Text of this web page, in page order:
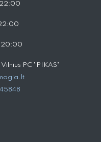
20:00
PC "PIKAS"